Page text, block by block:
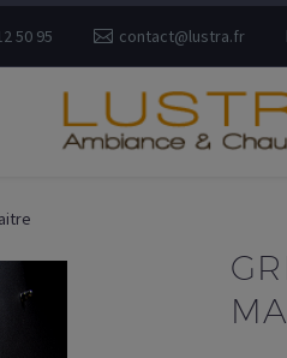
50 95 contact@lustra.fr